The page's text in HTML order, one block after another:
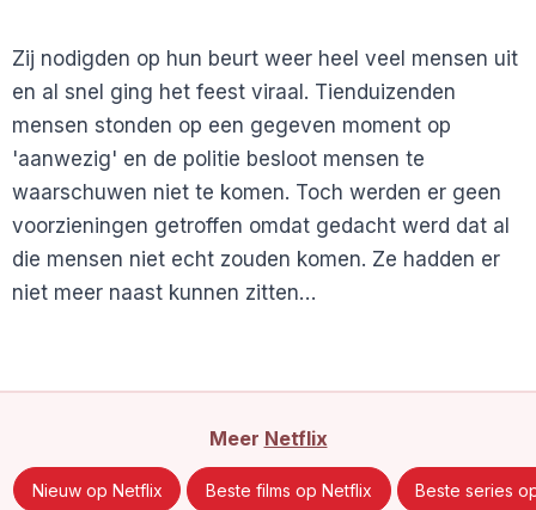
Zij nodigden op hun beurt weer heel veel mensen uit
en al snel ging het feest viraal. Tienduizenden
mensen stonden op een gegeven moment op
'aanwezig' en de politie besloot mensen te
waarschuwen niet te komen. Toch werden er geen
voorzieningen getroffen omdat gedacht werd dat al
die mensen niet echt zouden komen. Ze hadden er
niet meer naast kunnen zitten…
Meer Netflix
Nieuw op Netflix Beste films op Netflix Beste series